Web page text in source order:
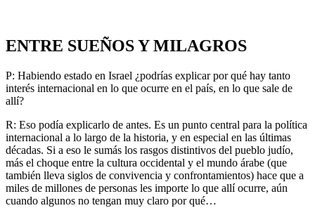
ENTRE SUEÑOS Y MILAGROS
P: Habiendo estado en Israel ¿podrías explicar por qué hay tanto
interés internacional en lo que ocurre en el país, en lo que sale de
allí?
R: Eso podía explicarlo de antes. Es un punto central para la política
internacional a lo largo de la historia, y en especial en las últimas
décadas. Si a eso le sumás los rasgos distintivos del pueblo judío,
más el choque entre la cultura occidental y el mundo árabe (que
también lleva siglos de convivencia y confrontamientos) hace que a
miles de millones de personas les importe lo que allí ocurre, aún
cuando algunos no tengan muy claro por qué…